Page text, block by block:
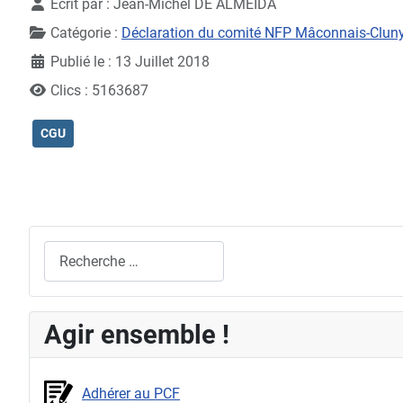
Écrit par : Jean-Michel DE ALMEIDA
Catégorie : Déclaration du comité NFP Mâconnais-
Publié le : 13 Juillet 2018
Clics : 5163687
CGU
Agir ensemble !
Adhérer au PCF